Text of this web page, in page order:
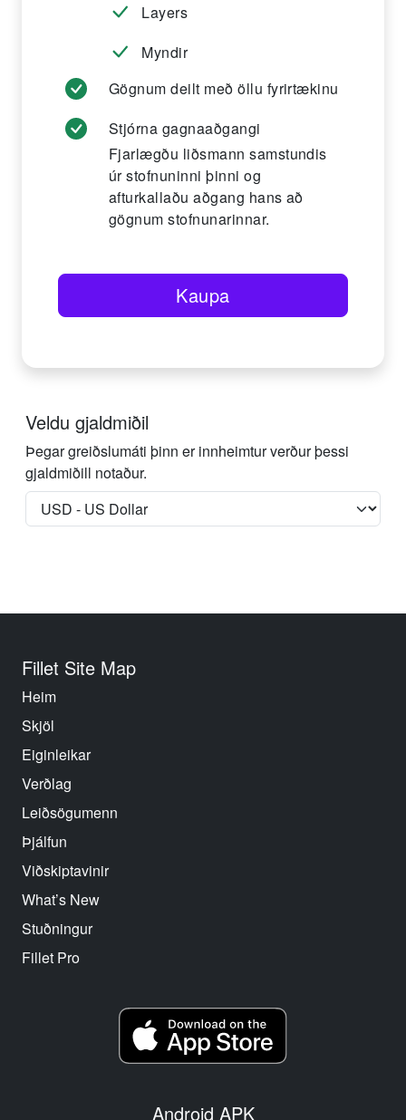
Layers
Myndir
Gögnum deilt með öllu fyrirtækinu
Stjórna gagnaaðgangi
Fjarlægðu liðsmann samstundis
úr stofnuninni þinni og
afturkallaðu aðgang hans að
gögnum stofnunarinnar.
Kaupa
Veldu gjaldmiðil
Þegar greiðslumáti þinn er innheimtur verður þessi
gjaldmiðill notaður.
Fillet Site Map
Heim
Skjöl
Eiginleikar
Verðlag
Leiðsögumenn
Þjálfun
Viðskiptavinir
What’s New
Stuðningur
Fillet Pro
Android APK